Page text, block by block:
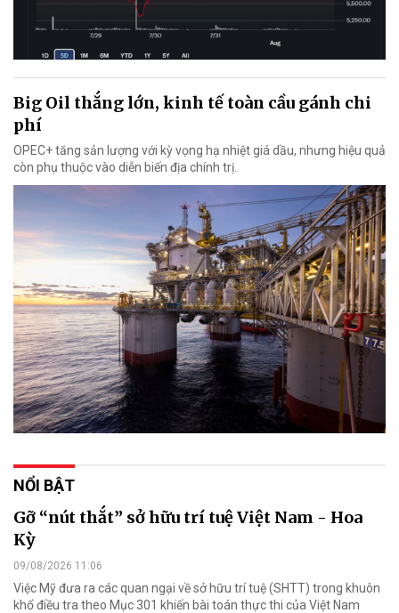
Big Oil thắng lớn, kinh tế toàn cầu gánh chi
phí
OPEC+ tăng sản lượng với kỳ vọng hạ nhiệt giá dầu, nhưng hiệu quả
còn phụ thuộc vào diễn biến địa chính trị.
NỔI BẬT
Gỡ “nút thắt” sở hữu trí tuệ Việt Nam - Hoa
Kỳ
09/08/2026 11:06
Việc Mỹ đưa ra các quan ngại về sở hữu trí tuệ (SHTT) trong khuôn
khổ điều tra theo Mục 301 khiến bài toán thực thi của Việt Nam